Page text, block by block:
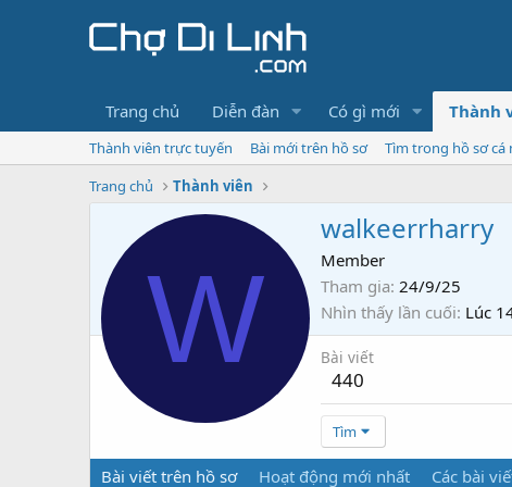
Trang chủ Diễn đàn Có gì mới Thành
Thành viên trực tuyến Bài mới trên hồ sơ
Tìm trong hồ sơ cá
Trang chủ
Thành viên
W
walkeerrharry
Member
Tham gia 24/9/25
Nhìn thấy lần cuối Lúc
Bài viết
440
Tìm
Bài viết trên hồ sơ Hoạt động mới nhất Các bài